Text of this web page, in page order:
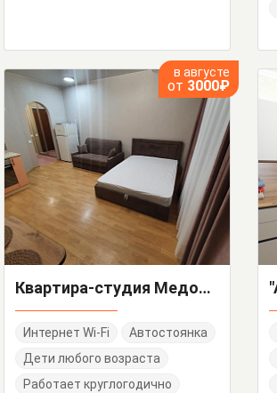
в августе
от 3000₽
Квартира-студия Медовая 27
Интернет Wi-Fi
Автостоянка
Дети любого возраста
Работает круглогодично